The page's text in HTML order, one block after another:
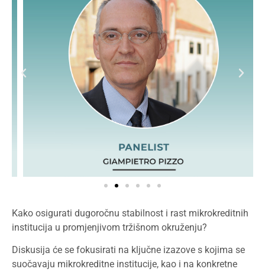
Kako osigurati dugoročnu stabilnost i rast mikrokreditnih
institucija u promjenjivom tržišnom okruženju?
Diskusija će se fokusirati na ključne izazove s kojima se
suočavaju mikrokreditne institucije, kao i na konkretne